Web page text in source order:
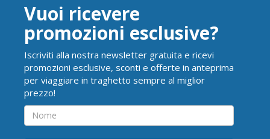
Vuoi ricevere
promozioni esclusive?
Iscriviti alla nostra newsletter gratuita e ricevi
promozioni esclusive, sconti e offerte in anteprima
per viaggiare in traghetto sempre al miglior
prezzo!